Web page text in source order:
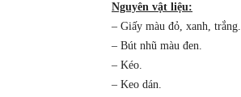
Nguyên vật liệu:
– Giấy màu đỏ, xanh, trắng.
– Bút nhũ màu đen.
– Kéo.
– Keo dán.